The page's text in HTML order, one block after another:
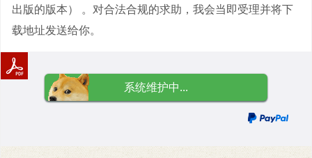
出版的版本） 。对合法合规的求助，我会当即受理并将下
载地址发送给你。
系统维护中...